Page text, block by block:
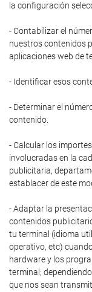
la configuración
- Contabilizar el
nuestros contenidos
aplicaciones web de
- Identificar esos
- Determinar el
contenido.
- Calcular los
involucradas en la
publicitaria,
establacer de este
- Adaptar la
contenidos
tu terminal (idioma
operativo, etc)
hardware y los
terminal;
que nos sean